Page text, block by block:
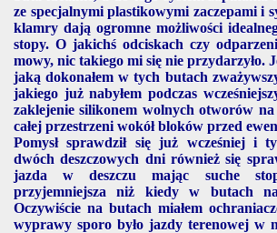
ze specjalnymi plastikowymi zaczepami i
klamry dają ogromne możliwości
stopy. O jakichś odciskach czy
mowy, nic takiego mi się nie przydarzyło.
jaką dokonałem w tych butach
jakiego już nabyłem podczas
zaklejenie silikonem wolnych otworów
całej przestrzeni wokół bloków przed
Pomysł sprawdził się już wcześniej i
dwóch deszczowych dni również się
jazda w deszczu mając suche
przyjemniejsza niż kiedy w butach
Oczywiście na butach miałem
wyprawy sporo było jazdy terenowej w